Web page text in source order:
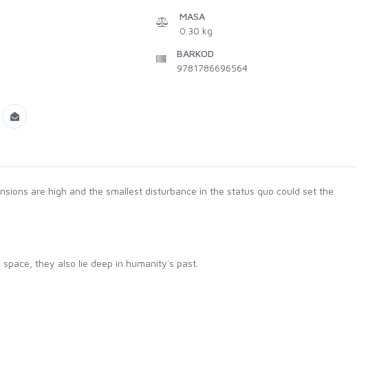
MASA
0.30 kg
BARKOD
9781786696564
are high and the smallest disturbance in the status quo could set the
they also lie deep in humanity`s past.